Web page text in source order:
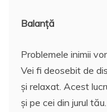
Balanță
Problemele inimii
Vei fi deosebit de
și relaxat. Acest
și pe cei din jurul